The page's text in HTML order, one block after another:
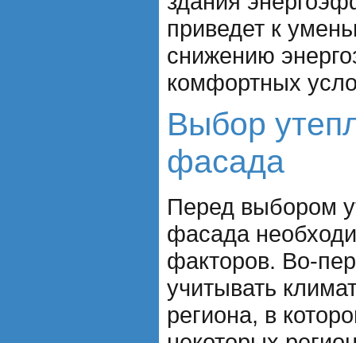
приведет к
снижению
комфортных
Выбор
фасада
Перед выбором
фасада
факторов. Во-
учитывать
региона, в